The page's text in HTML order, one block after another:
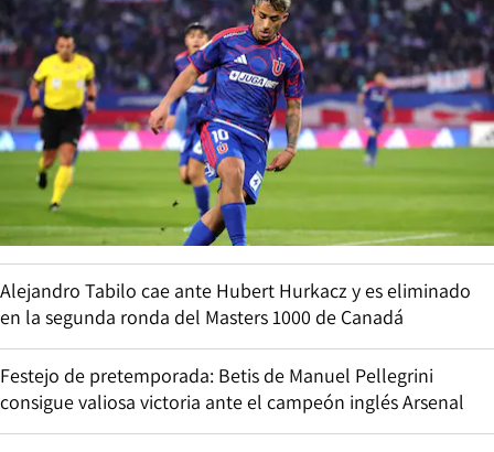
Alejandro Tabilo cae ante Hubert Hurkacz y es eliminado
en la segunda ronda del Masters 1000 de Canadá
Festejo de pretemporada: Betis de Manuel Pellegrini
consigue valiosa victoria ante el campeón inglés Arsenal